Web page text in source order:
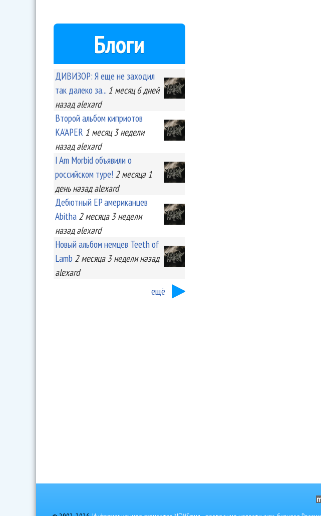
Блоги
ДИВИЗОР: Я еще не заходил
так далеко за... 1 месяц 6 дней
назад alexard
Второй альбом киприотов
KA'APER 1 месяц 3 недели
назад alexard
I Am Morbid объявили о
российском туре! 2 месяца 1
деньназад alexard
Дебютный EP американцев
Abitha 2 месяца 3 недели
назад alexard
Новый альбом немцев Teeth of
Lamb 2 месяца 3 неделиназад
alexard
ещё